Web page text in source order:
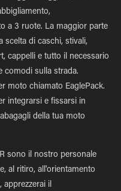
a 3 ruote. La maggior parte
scelta di caschi, stivali,
cappelli e tutto il necessario
comodi sulla strada.
moto chiamato EaglePack.
integrarsi e fissarsi in
della tua moto
sono il nostro personale
al ritiro, all'orientamento
apprezzerai il